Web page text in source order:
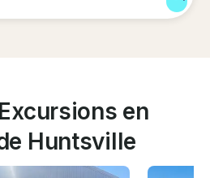
en
Huntsville